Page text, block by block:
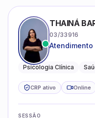
THAINÁ
03/33916
emocional
Psicologia Clínica
CRP ativo Online
SESSÃO